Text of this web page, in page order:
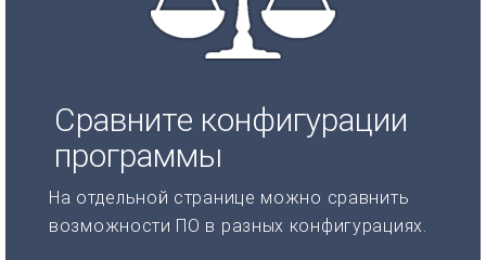
Сравните конфигурации
программы
На отдельной странице можно сравнить
возможности ПО в разных конфигурациях.